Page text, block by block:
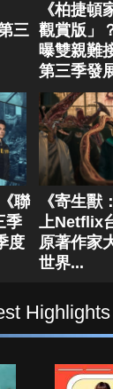
三
《柏捷頓
觀賞版」
曝雙親難
第三季發
聯
季
度
《寄生獸
上Netflix
原著作家
世界...
Highlights